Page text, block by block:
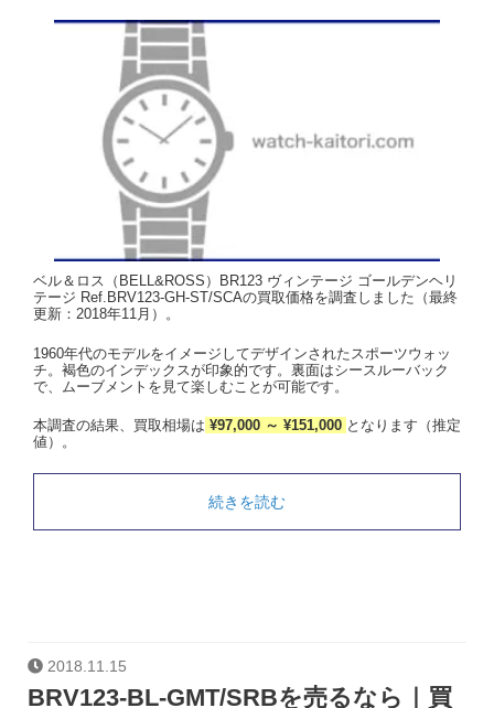
ベル＆ロス（BELL&ROSS）BR123 ヴィンテージ ゴールデンヘリ
テージ Ref.BRV123-GH-ST/SCAの買取価格を調査しました（最終
更新：2018年11月）。
1960年代のモデルをイメージしてデザインされたスポーツウォッ
チ。褐色のインデックスが印象的です。裏面はシースルーバック
で、ムーブメントを見て楽しむことが可能です。
本調査の結果、買取相場は ¥97,000 ～ ¥151,000 となります（推定
値）。
続きを読む
2018.11.15
BRV123-BL-GMT/SRBを売るなら｜買